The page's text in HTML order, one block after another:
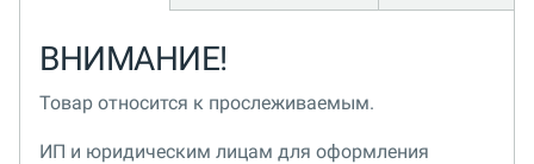
ВНИМАНИЕ!
Товар относится к прослеживаемым.
ИП и юридическим лицам для оформления